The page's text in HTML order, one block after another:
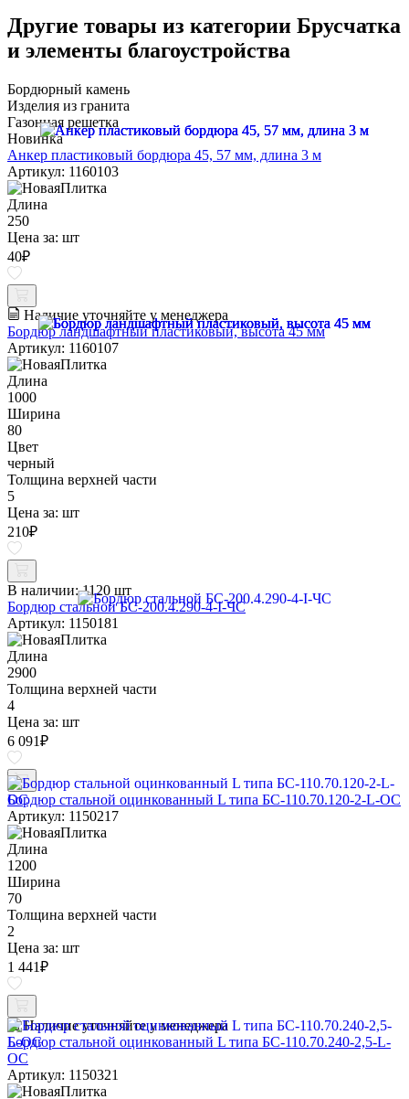
Другие товары из категории Брусчатка
и элементы благоустройства
Бордюрный камень
Изделия из гранита
Газонная решетка
Новинка
Анкер пластиковый бордюра 45, 57 мм, длина 3 м
Артикул: 1160103
Длина
250
Цена за: шт
40₽
Наличие уточняйте у менеджера
Бордюр ландшафтный пластиковый, высота 45 мм
Артикул: 1160107
Длина
1000
Ширина
80
Цвет
черный
Толщина верхней части
5
Цена за: шт
210₽
В наличии: 1120 шт
Бордюр стальной БС-200.4.290-4-I-ЧС
Артикул: 1150181
Длина
2900
Толщина верхней части
4
Цена за: шт
6 091₽
Бордюр стальной оцинкованный L типа БС-110.70.120-2-L-ОС
Артикул: 1150217
Длина
1200
Ширина
70
Толщина верхней части
2
Цена за: шт
1 441₽
Наличие уточняйте у менеджера
Бордюр стальной оцинкованный L типа БС-110.70.240-2,5-L-
ОС
Артикул: 1150321